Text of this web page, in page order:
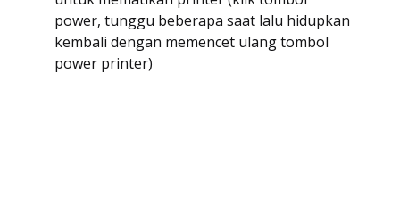
power, tunggu beberapa saat lalu hidupkan
kembali dengan memencet ulang tombol
power printer)